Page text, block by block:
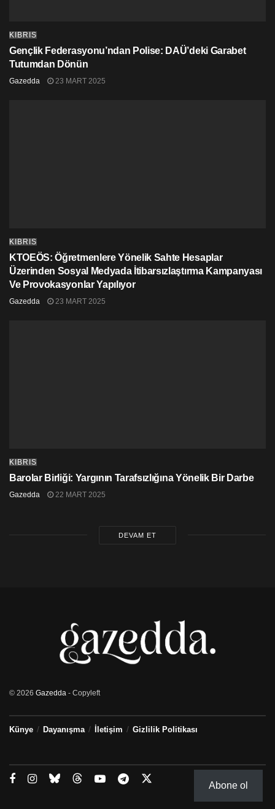
KIBRIS
Gençlik Federasyonu’ndan Polise: DAÜ’deki Garabet
Tutumdan Dönün
Gazedda 23 MART 2025
KIBRIS
KTOEÖS: Öğretmenlere Yönelik Sahte Hesaplar
Üzerinden Sosyal Medyada İtibarsızlaştırma Kampanyası
Ve Provokasyonlar Yapılıyor
Gazedda 23 MART 2025
KIBRIS
Barolar Birliği: Yargının Tarafsızlığına Yönelik Bir Darbe
Gazedda 22 MART 2025
DEVAM ET
© 2026 Gazedda - Copyleft
Künye Dayanışma İletişim Gizlilik Politikası
Abone ol